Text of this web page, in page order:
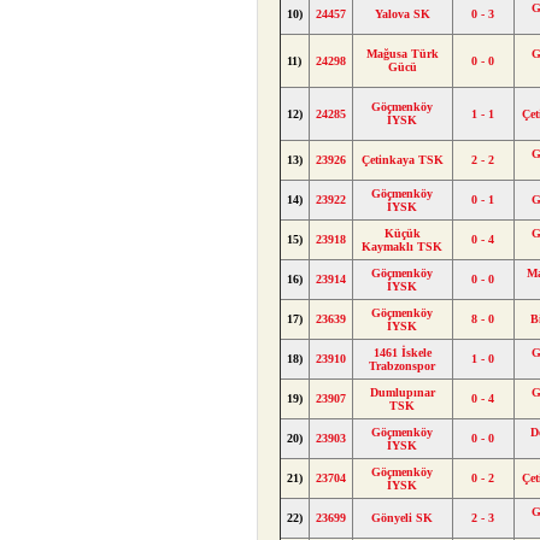
10) 24457 Yalova SK 0 - 3
11) 24298
Mağusa Türk
Gücü
0 - 0
12) 24285
Göçmenköy
İYSK
1 - 1
13) 23926 Çetinkaya TSK 2 - 2
14) 23922
Göçmenköy
İYSK
0 - 1
15) 23918
Küçük
Kaymaklı TSK
0 - 4
16) 23914
Göçmenköy
İYSK
0 - 0
17) 23639
Göçmenköy
İYSK
8 - 0
18) 23910
1461 İskele
Trabzonspor
1 - 0
19) 23907
Dumlupınar
TSK
0 - 4
20) 23903
Göçmenköy
İYSK
0 - 0
21) 23704
Göçmenköy
İYSK
0 - 2
22) 23699 Gönyeli SK 2 - 3